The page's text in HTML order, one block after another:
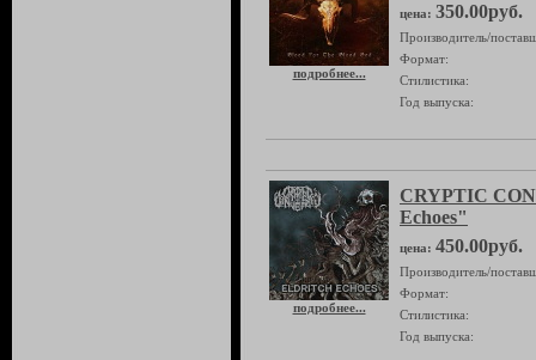
подробнее...
цена: 350.00руб.
Производитель/
Формат:
Стилистика:
Год выпуска:
подробнее...
CRYPTIC
Echoes"
цена: 450.00руб.
Производитель/
Формат:
Стилистика:
Год выпуска: